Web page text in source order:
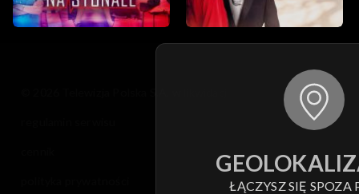
ŁĄCZYSZ SIĘ SPOZA